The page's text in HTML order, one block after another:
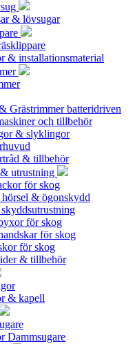
& lövsugar
& installationsmaterial
Grästrimmer batteridriven
och tillbehör
& slyklingor
& tillbehör
utrustning
för skog
& ögonskydd
för skog
för skog
för skog
& tillbehör
& kapell
Dammsugare